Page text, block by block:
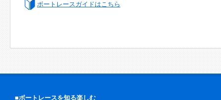
ボートレースガイドはこちら
■ボートレースを知る楽しむ